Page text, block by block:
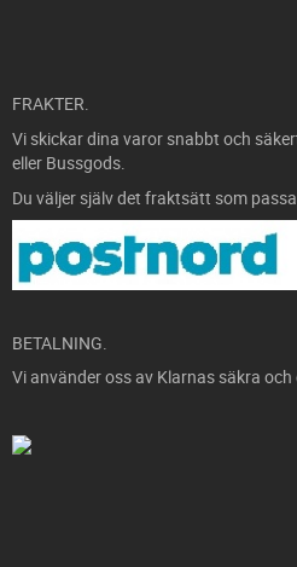
FRAKTER.
Vi skickar dina varor snabbt och
eller Bussgods.
Du väljer själv det fraktsätt som
BETALNING.
Vi använder oss av Klarnas säkra